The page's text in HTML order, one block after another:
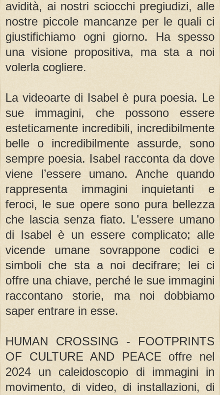
avidità, ai nostri sciocchi pregiudizi, alle
nostre piccole mancanze per le quali ci
giustifichiamo ogni giorno. Ha spesso
una visione propositiva, ma sta a noi
volerla cogliere.
La videoarte di Isabel è pura poesia. Le
sue immagini, che possono essere
esteticamente incredibili, incredibilmente
belle o incredibilmente assurde, sono
sempre poesia. Isabel racconta da dove
viene l’essere umano. Anche quando
rappresenta immagini inquietanti e
feroci, le sue opere sono pura bellezza
che lascia senza fiato. L’essere umano
di Isabel è un essere complicato; alle
vicende umane sovrappone codici e
simboli che sta a noi decifrare; lei ci
offre una chiave, perché le sue immagini
raccontano storie, ma noi dobbiamo
saper entrare in esse.
HUMAN CROSSING - FOOTPRINTS
OF CULTURE AND PEACE offre nel
2024 un caleidoscopio di immagini in
movimento, di video, di installazioni, di